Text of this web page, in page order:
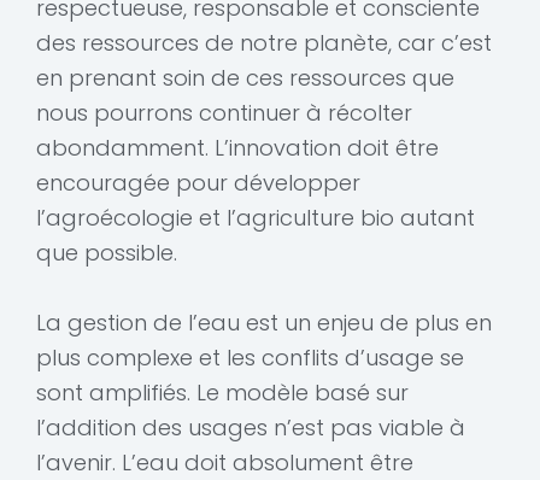
respectueuse, responsable et consciente
des ressources de notre planète, car c’est
en prenant soin de ces ressources que
nous pourrons continuer à récolter
abondamment. L’innovation doit être
encouragée pour développer
l’agroécologie et l’agriculture bio autant
que possible.
La gestion de l’eau est un enjeu de plus en
plus complexe et les conflits d’usage se
sont amplifiés. Le modèle basé sur
l’addition des usages n’est pas viable à
l’avenir. L’eau doit absolument être